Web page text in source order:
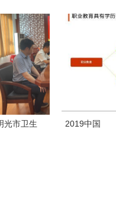
学涉外学
院全日制航
服务职业
能培训项
目招生简章
非学历教
仍占大头，
务悄然崛起
光市卫生
2019中国